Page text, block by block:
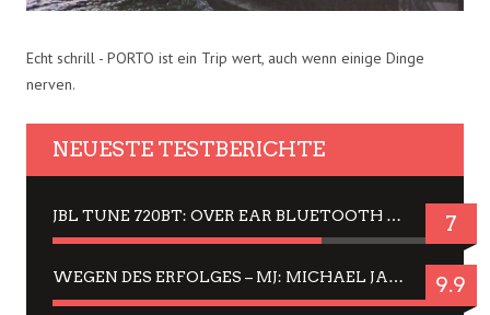
Echt schrill - PORTO ist ein Trip wert, auch wenn einige Dinge
nerven.
NEUESTE TESTBERICHTE
JBL TUNE 720BT: OVER EAR BLUETOOTH KOPFHÖRER UM DIE 50,-€ IM DAUER-TEST 7
WEGEN DES ERFOLGES – MJ: MICHAEL JACKSON MUSICAL IN EINER MATINEE SEHEN 9.9